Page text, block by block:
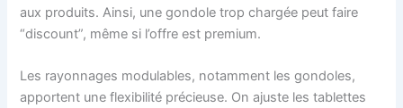
aux produits. Ainsi, une gondole trop chargée peut faire
“discount”, même si l’offre est premium.
Les rayonnages modulables, notamment les gondoles,
apportent une flexibilité précieuse. On ajuste les tablettes